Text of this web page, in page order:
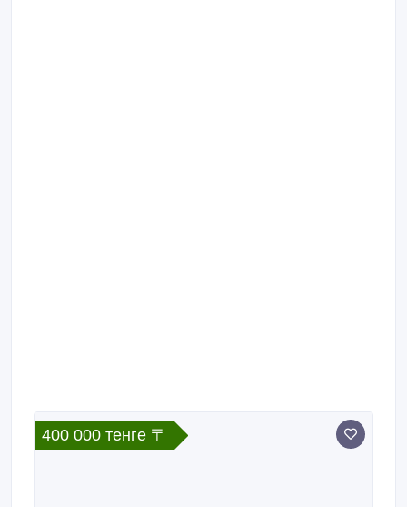
400 000 тенге 〒